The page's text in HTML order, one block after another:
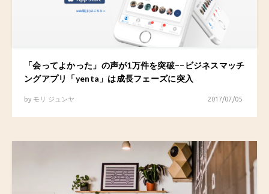
「会ってよかった」の声が1万件を突破−−ビジネスマッチ
ングアプリ「yenta」は成長フェーズに突入
by モリ ジュンヤ 2017/07/05